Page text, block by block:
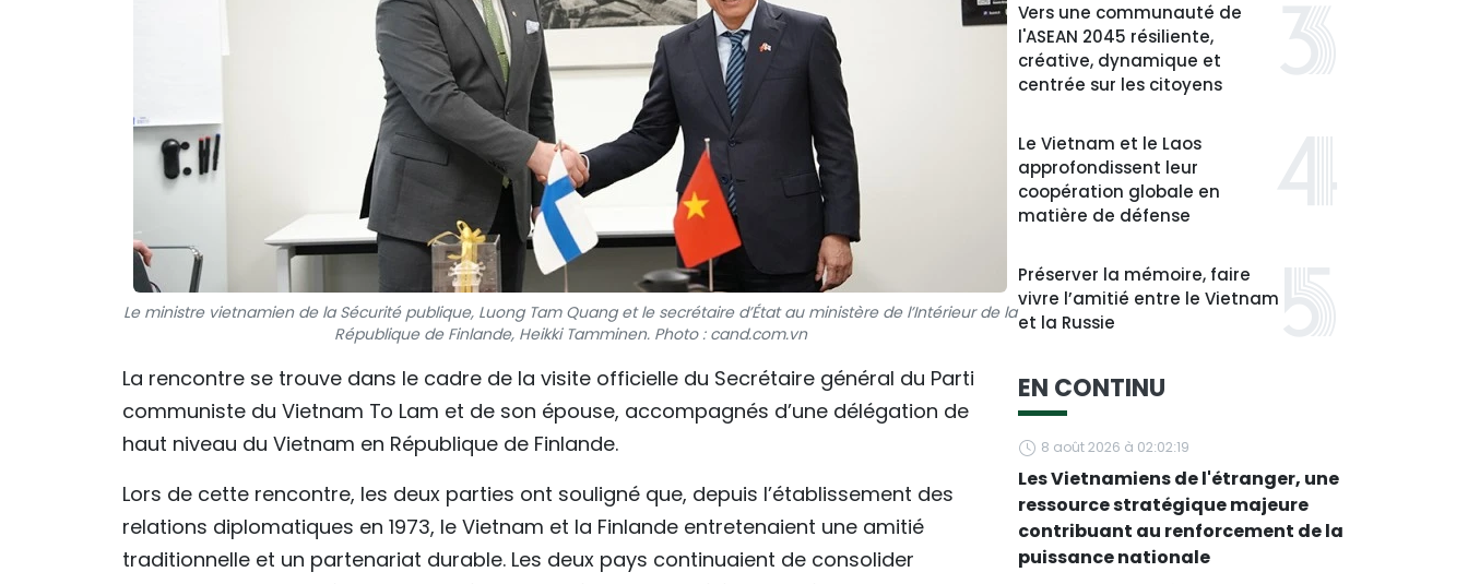
Le ministre vietnamien de la Sécurité publique, Luong Tam Quang et le secrétaire d’État au ministère de l’Intérieur de la
République de Finlande, Heikki Tamminen. Photo : cand.com.vn
La rencontre se trouve dans le cadre de la visite officielle du Secrétaire général du Parti
communiste du Vietnam To Lam et de son épouse, accompagnés d’une délégation de
haut niveau du Vietnam en République de Finlande.
Lors de cette rencontre, les deux parties ont souligné que, depuis l’établissement des
relations diplomatiques en 1973, le Vietnam et la Finlande entretenaient une amitié
traditionnelle et un partenariat durable. Les deux pays continuaient de consolider
Vers une communauté de
l'ASEAN 2045 résiliente,
créative, dynamique et
centrée sur les citoyens
Le Vietnam et le Laos
approfondissent leur
coopération globale en
matière de défense
Préserver la mémoire, faire
vivre l’amitié entre le Vietnam
et la Russie
EN CONTINU
8 août 2026 à 02:02:19
Les Vietnamiens de l'étranger, une
ressource stratégique majeure
contribuant au renforcement de la
puissance nationale